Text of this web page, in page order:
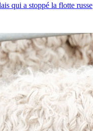
qui a stoppé la flotte russe